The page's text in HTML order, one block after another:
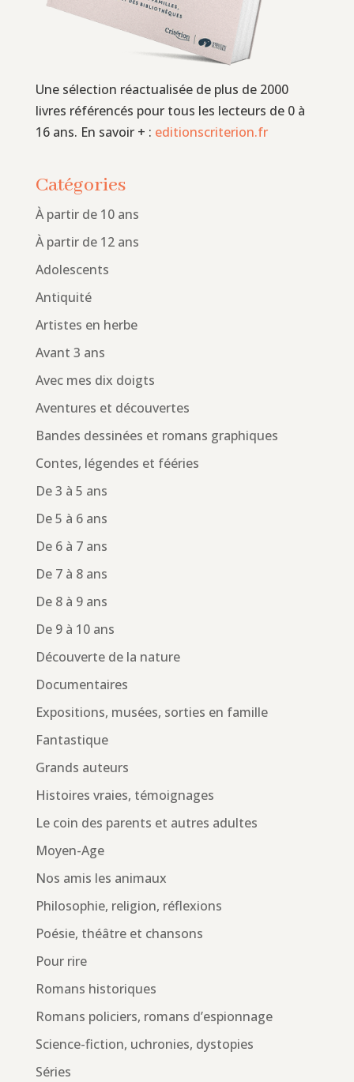
Une sélection réactualisée de plus de 2000
livres référencés pour tous les lecteurs de 0 à
16 ans. En savoir + : editionscriterion.fr
Catégories
À partir de 10 ans
À partir de 12 ans
Adolescents
Antiquité
Artistes en herbe
Avant 3 ans
Avec mes dix doigts
Aventures et découvertes
Bandes dessinées et romans graphiques
Contes, légendes et fééries
De 3 à 5 ans
De 5 à 6 ans
De 6 à 7 ans
De 7 à 8 ans
De 8 à 9 ans
De 9 à 10 ans
Découverte de la nature
Documentaires
Expositions, musées, sorties en famille
Fantastique
Grands auteurs
Histoires vraies, témoignages
Le coin des parents et autres adultes
Moyen-Age
Nos amis les animaux
Philosophie, religion, réflexions
Poésie, théâtre et chansons
Pour rire
Romans historiques
Romans policiers, romans d’espionnage
Science-fiction, uchronies, dystopies
Séries